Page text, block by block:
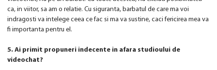
ca, in viitor, sa am o relatie. Cu siguranta, barbatul de care ma voi
indragosti va intelege ceea ce fac si ma va sustine, caci fericirea mea va
fi importanta pentru el.
5. Ai primit propuneri indecente in afara studioului de
videochat?